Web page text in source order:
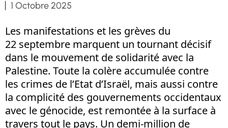
1 Octobre 2025
Les manifestations et les grèves du
22 septembre marquent un tournant décisif
dans le mouvement de solidarité avec la
Palestine. Toute la colère accumulée contre
les crimes de l’Etat d’Israël, mais aussi contre
la complicité des gouvernements occidentaux
avec le génocide, est remontée à la surface à
travers tout le pays. Un demi-million de